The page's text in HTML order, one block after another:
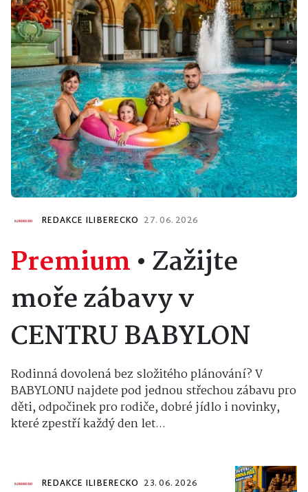
REDAKCE ILIBERECKO 27. 06. 2026
Premium•Zažijte
moře zábavy v
CENTRU BABYLON
Rodinná dovolená bez složitého plánování? V
BABYLONU najdete pod jednou střechou zábavu pro
děti, odpočinek pro rodiče, dobré jídlo i novinky,
které zpestří každý den let...
REDAKCE ILIBERECKO 23. 06. 2026